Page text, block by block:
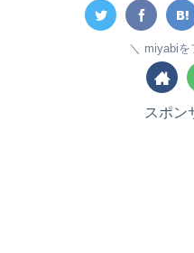
miyabiを
スポン